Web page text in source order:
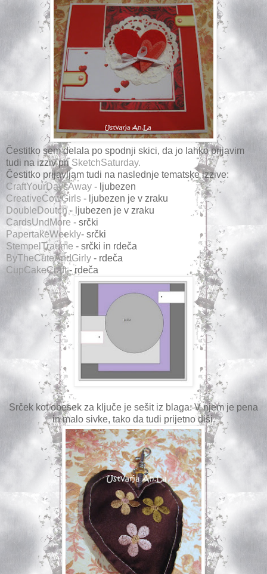
Čestitko sem delala po spodnji skici, da jo lahko prijavim
tudi na izziv pri SketchSaturday.
Čestitko prijavljam tudi na naslednje tematske izzive:
CraftYourDaysAway - ljubezen
CreativeCowGirls - ljubezen je v zraku
DoubleDoutch- ljubezen je v zraku
CardsUndMore - srčki
PapertakeWeekly- srčki
StempelTraume - srčki in rdeča
ByTheCuteAndGirly - rdeča
CupCakeCraft- rdeča
Srček kot obesek za ključe je sešit iz blaga. V njem je pena
in malo sivke, tako da tudi prijetno diši.